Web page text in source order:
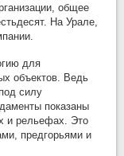
общее
На Урале,
для
объектов. Ведь
силу
показаны
и рельефах. Это
предгорьями и